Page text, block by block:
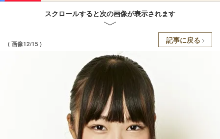
スクロールすると次の画像が表示されます
( 画像12/15 ) 記事に戻る